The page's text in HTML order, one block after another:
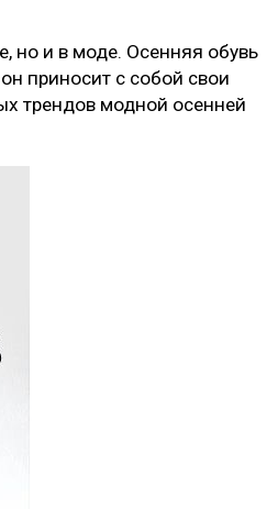
но и в моде. Осенняя обувь
приносит с собой свои
трендов модной осенней